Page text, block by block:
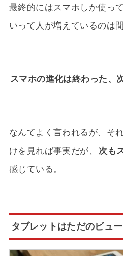
最終的にはスマホしか使っ
いって人が増えているのは
スマホの進化は終わった、
なんてよく言われるが、そ
けを見れば事実だが、
次も
感じている。
タブレットはただのビュ